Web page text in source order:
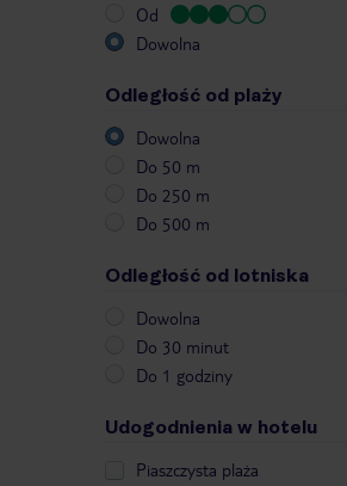
Od
Dowolna
Odległość od plaży
Dowolna
Do 50 m
Do 250 m
Do 500 m
Odległość od lotniska
Dowolna
Do 30 minut
Do 1 godziny
Udogodnienia w hotelu
Piaszczysta plaża